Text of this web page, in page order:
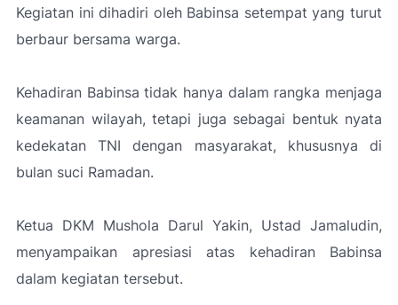
Kegiatan ini dihadiri oleh Babinsa setempat yang turut
berbaur bersama warga.
Kehadiran Babinsa tidak hanya dalam rangka menjaga
keamanan wilayah, tetapi juga sebagai bentuk nyata
kedekatan TNI dengan masyarakat, khususnya di
bulan suci Ramadan.
Ketua DKM Mushola Darul Yakin, Ustad Jamaludin,
menyampaikan apresiasi atas kehadiran Babinsa
dalam kegiatan tersebut.